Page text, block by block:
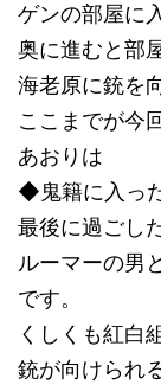
ゲンの部屋に
奥に進むと部
海老原に銃を
ここまでが今
あおりは
◆鬼籍に入っ
最後に過ごし
ルーマーの男
です。
くしくも紅白
銃が向けられ